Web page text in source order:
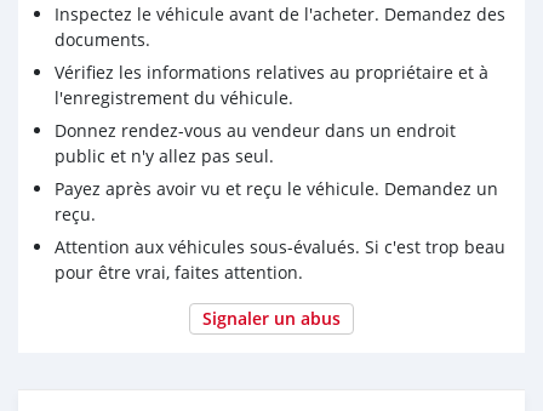
Inspectez le véhicule avant de l'acheter. Demandez des
documents.
Vérifiez les informations relatives au propriétaire et à
l'enregistrement du véhicule.
Donnez rendez-vous au vendeur dans un endroit
public et n'y allez pas seul.
Payez après avoir vu et reçu le véhicule. Demandez un
reçu.
Attention aux véhicules sous-évalués. Si c'est trop beau
pour être vrai, faites attention.
Signaler un abus